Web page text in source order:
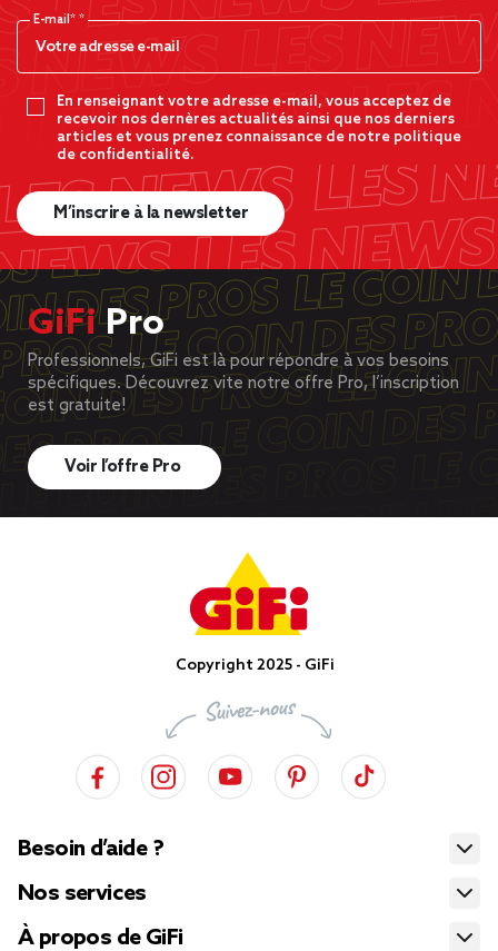
E-mail*
En renseignant votre adresse e-mail, vous acceptez de
recevoir nos dernères actualités ainsi que nos derniers
articles et vous prenez connaissance de notre politique
de confidentialité.
M’inscrire à la newsletter
GiFiPro
Professionnels, GiFi est là pour répondre à vos besoins
spécifiques. Découvrez vite notre offre Pro, l’inscription
est gratuite!
Voir l’offre Pro
Copyright 2025 - GiFi
Besoin d’aide ?
Nos services
À propos de GiFi